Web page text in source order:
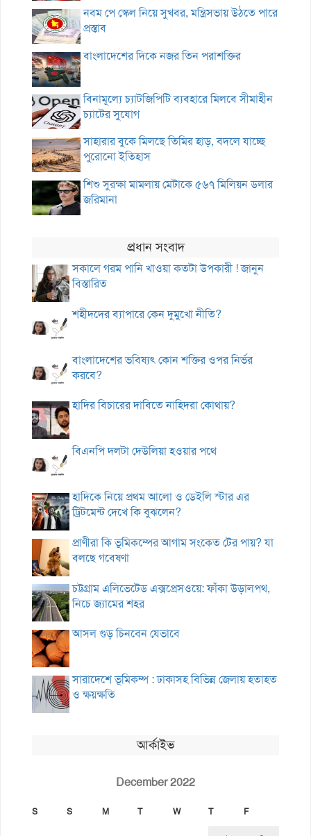
নবম পে স্কেল নিয়ে সুখবর, মন্ত্রিসভায় উঠতে পারে
প্রস্তাব
বাংলাদেশের দিকে নজর তিন পরাশক্তির
বিনামূল্যে চ্যাটজিপিটি ব্যবহারে মিলবে সীমাহীন
চ্যাটের সুযোগ
সাহারার বুকে মিলছে তিমির হাড়, বদলে যাচ্ছে
পুরোনো ইতিহাস
শিশু সুরক্ষা মামলায় মেটাকে ৫৬৭ মিলিয়ন ডলার
জরিমানা
প্রধান সংবাদ
সকালে গরম পানি খাওয়া কতটা উপকারী ! জানুন
বিস্তারিত
শহীদদের ব্যাপারে কেন দুমুখো নীতি?
বাংলাদেশের ভবিষ্যৎ কোন শক্তির ওপর নির্ভর
করবে?
হাদির বিচারের দাবিতে নাহিদরা কোথায়?
বিএনপি দলটা দেউলিয়া হওয়ার পথে
হাদিকে নিয়ে প্রথম আলো ও ডেইলি স্টার এর
ট্রিটমেন্ট দেখে কি বুঝলেন?
প্রাণীরা কি ভূমিকম্পের আগাম সংকেত টের পায়? যা
বলছে গবেষণা
চট্টগ্রাম এলিভেটেড এক্সপ্রেসওয়ে: ফাঁকা উড়ালপথ,
নিচে জ্যামের শহর
আসল গুড় চিনবেন যেভাবে
সারাদেশে ভূমিকম্প : ঢাকাসহ বিভিন্ন জেলায় হতাহত
ও ক্ষয়ক্ষতি
আর্কাইভ
December 2022
S S M T W T F